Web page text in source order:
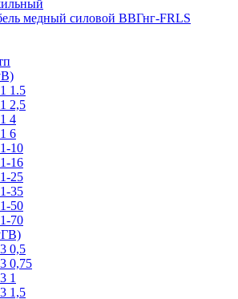
медный силовой ВВГнг-FRLS
1.5
2,5
4
6
10
16
25
35
50
70
0,5
0,75
1
1,5